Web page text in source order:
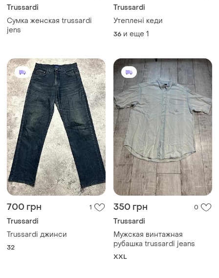
Trussardi
Сумка женская trussardi
jens
Trussardi
Утеплені кеди
36 и еще 1
700 грн 1
Trussardi
Trussardi джинси
32
350 грн 0
Trussardi
Мужская винтажная
рубашка trussardi jeans
XXL